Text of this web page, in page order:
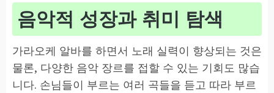
음악적 성장과 취미 탐색
가라오케 알바를 하면서 노래 실력이 향상되는 것은
물론, 다양한 음악 장르를 접할 수 있는 기회도 많습
니다. 손님들이 부르는 여러 곡들을 듣고 따라 부르